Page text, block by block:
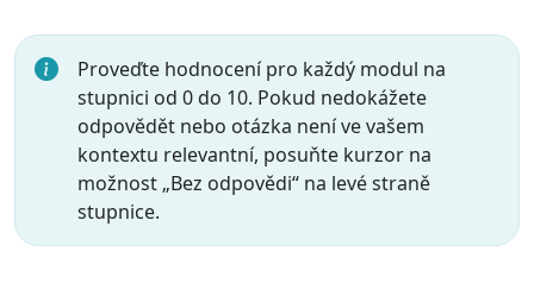
Proveďte hodnocení pro každý modul na
stupnici od 0 do 10. Pokud nedokážete
odpovědět nebo otázka není ve vašem
kontextu relevantní, posuňte kurzor na
možnost „Bez odpovědi“ na levé straně
stupnice.